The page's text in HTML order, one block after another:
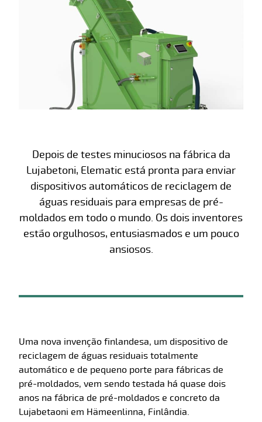
Depois de testes minuciosos na fábrica da
Lujabetoni, Elematic está pronta para enviar
dispositivos automáticos de reciclagem de
águas residuais para empresas de pré-
moldados em todo o mundo. Os dois inventores
estão orgulhosos, entusiasmados e um pouco
ansiosos.
Uma nova invenção finlandesa, um dispositivo de
reciclagem de águas residuais totalmente
automático e de pequeno porte para fábricas de
pré-moldados, vem sendo testada há quase dois
anos na fábrica de pré-moldados e concreto da
Lujabetaoni em Hämeenlinna, Finlândia.